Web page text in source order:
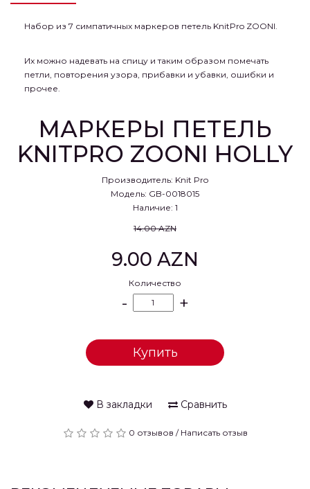
Набор из 7 симпатичных маркеров петель KnitPro ZOONI.
Их можно надевать на спицу и таким образом помечать
петли, повторения узора, прибавки и убавки, ошибки и
прочее.
МАРКЕРЫ ПЕТЕЛЬ
KNITPRO ZOONI HOLLY
Производитель: Knit Pro
Модель: GB-0018015
Наличие: 1
14.00 AZN
9.00 AZN
Количество
- +
Купить
В закладки Сравнить
0 отзывов / Написать отзыв